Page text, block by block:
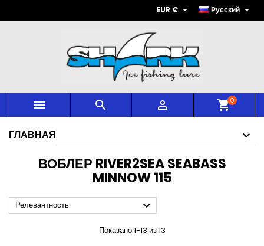
Русский 
EUR € 
   shopping_cart0
ГЛАВНАЯ
ВОБЛЕР RIVER2SEA SEABASS
MINNOW 115
Релевантность 
Показано 1-13 из 13